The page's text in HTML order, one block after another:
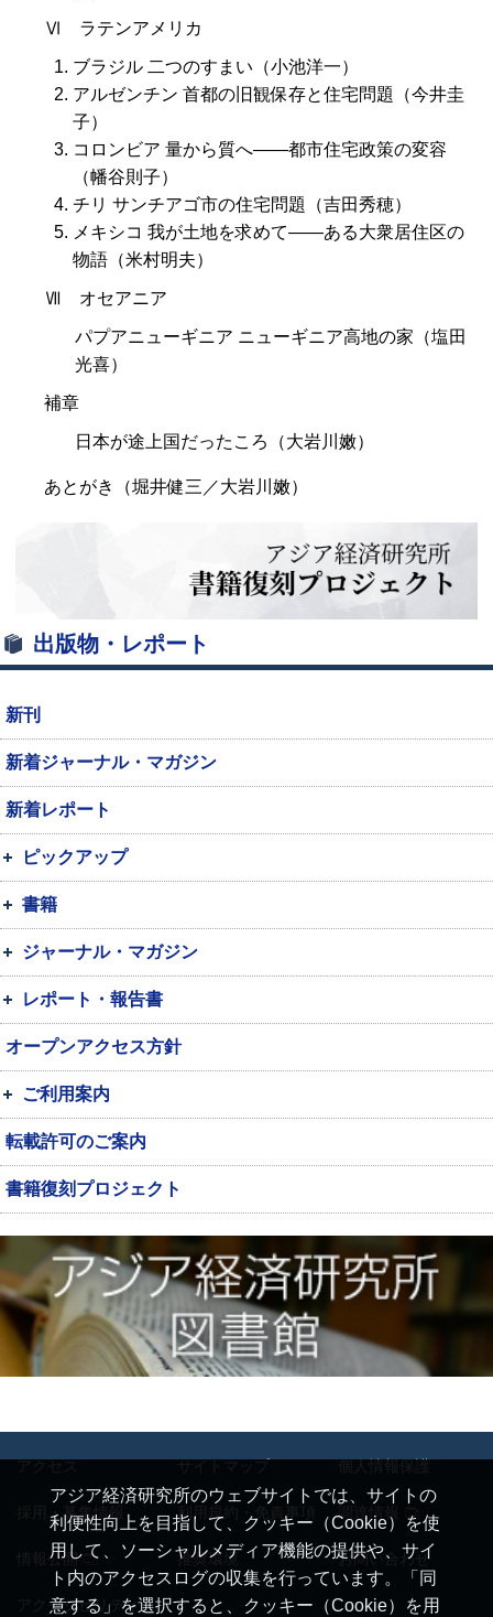
Ⅵ ラテンアメリカ
ブラジル 二つのすまい（小池洋一）
アルゼンチン 首都の旧観保存と住宅問題（今井圭
子）
コロンビア 量から質へ――都市住宅政策の変容
（幡谷則子）
チリ サンチアゴ市の住宅問題（吉田秀穂）
メキシコ 我が土地を求めて――ある大衆居住区の
物語（米村明夫）
Ⅶ オセアニア
パプアニューギニア ニューギニア高地の家（塩田
光喜）
補章
日本が途上国だったころ（大岩川嫩）
あとがき（堀井健三／大岩川嫩）
出版物・レポート
新刊
新着ジャーナル・マガジン
新着レポート
ピックアップ
書籍
ジャーナル・マガジン
レポート・報告書
オープンアクセス方針
ご利用案内
転載許可のご案内
書籍復刻プロジェクト
アジア経済研究所のウェブサイトでは、サイトの
利便性向上を目指して、クッキー（Cookie）を使
用して、ソーシャルメディア機能の提供や、サイ
ト内のアクセスログの収集を行っています。「同
意する」を選択すると、クッキー（Cookie）を用
アクセス サイトマップ 個人情報保護
採用・募集情報 利用規約・免責事項 調達情報
情報公開 推奨環境 お問い合わせ
アクセシビリティ